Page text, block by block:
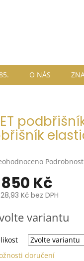
O NÁS
850 Kč
Kč bez DPH
variantu
doručení